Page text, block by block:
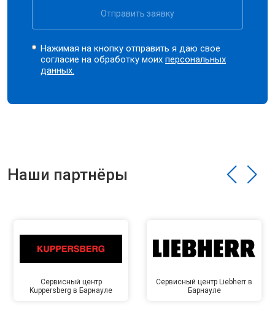
Отправить заявку
Нажимая на кнопку отправить я даю свое
согласие на обработку моихперсональных
данных.
Наши партнёры
Сервисный центр
Kuppersberg в Барнауле
Сервисный центр Liebherr в
Барнауле